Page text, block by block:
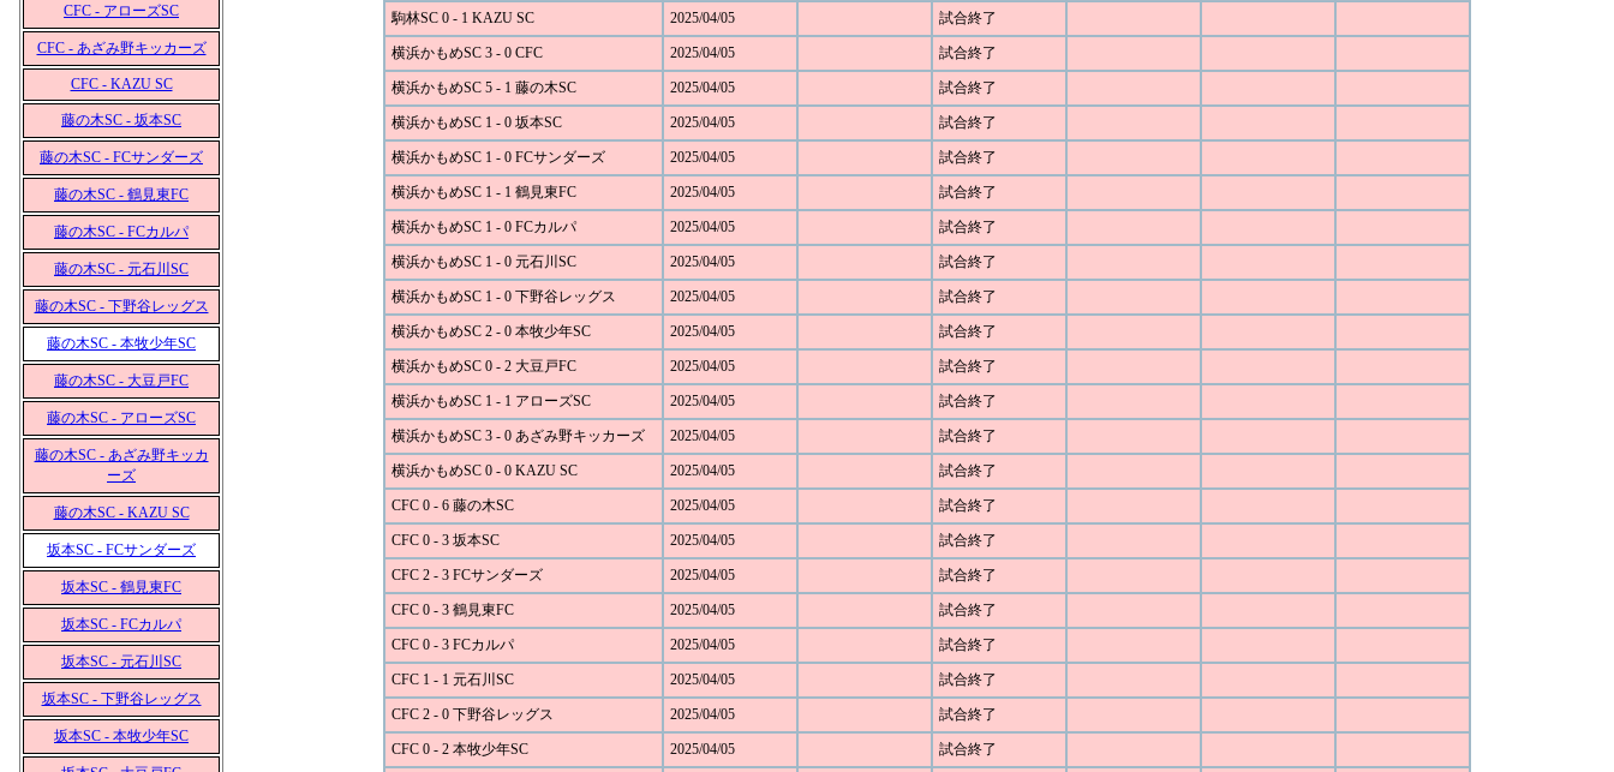
CFC - アローズSC
CFC - あざみ野キッカーズ
CFC - KAZU SC
藤の木SC - 坂本SC
藤の木SC - FCサンダーズ
藤の木SC - 鶴見東FC
藤の木SC - FCカルパ
藤の木SC - 元石川SC
藤の木SC - 下野谷レッグス
藤の木SC - 本牧少年SC
藤の木SC - 大豆戸FC
藤の木SC - アローズSC
藤の木SC - あざみ野キッカ
ーズ
藤の木SC - KAZU SC
坂本SC - FCサンダーズ
坂本SC - 鶴見東FC
坂本SC - FCカルパ
坂本SC - 元石川SC
坂本SC - 下野谷レッグス
坂本SC - 本牧少年SC
駒林SC 0 - 1 KAZU SC 2025/04/05 試合終了
横浜かもめSC 3 - 0 CFC 2025/04/05 試合終了
横浜かもめSC 5 - 1 藤の木SC 2025/04/05 試合終了
横浜かもめSC 1 - 0 坂本SC 2025/04/05 試合終了
横浜かもめSC 1 - 0 FCサンダーズ 2025/04/05 試合終了
横浜かもめSC 1 - 1 鶴見東FC 2025/04/05 試合終了
横浜かもめSC 1 - 0 FCカルパ 2025/04/05 試合終了
横浜かもめSC 1 - 0 元石川SC 2025/04/05 試合終了
横浜かもめSC 1 - 0 下野谷レッグス 2025/04/05 試合終了
横浜かもめSC 2 - 0 本牧少年SC 2025/04/05 試合終了
横浜かもめSC 0 - 2 大豆戸FC 2025/04/05 試合終了
横浜かもめSC 1 - 1 アローズSC 2025/04/05 試合終了
横浜かもめSC 3 - 0 あざみ野キッカーズ 2025/04/05 試合終了
横浜かもめSC 0 - 0 KAZU SC 2025/04/05 試合終了
CFC 0 - 6 藤の木SC 2025/04/05 試合終了
CFC 0 - 3 坂本SC 2025/04/05 試合終了
CFC 2 - 3 FCサンダーズ 2025/04/05 試合終了
CFC 0 - 3 鶴見東FC 2025/04/05 試合終了
CFC 0 - 3 FCカルパ 2025/04/05 試合終了
CFC 1 - 1 元石川SC 2025/04/05 試合終了
CFC 2 - 0 下野谷レッグス 2025/04/05 試合終了
CFC 0 - 2 本牧少年SC 2025/04/05 試合終了